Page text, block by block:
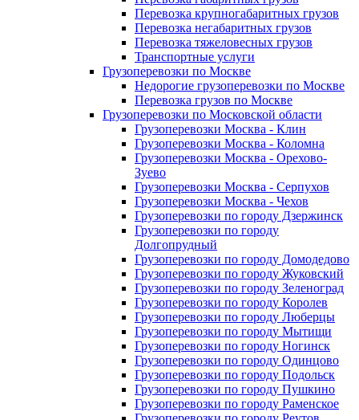
Перевозка крупногабаритных грузов
Перевозка негабаритных грузов
Перевозка тяжеловесных грузов
Транспортные услуги
Грузоперевозки по Москве
Недорогие грузоперевозки по Москве
Перевозка грузов по Москве
Грузоперевозки по Московской области
Грузоперевозки Москва - Клин
Грузоперевозки Москва - Коломна
Грузоперевозки Москва - Орехово-
Зуево
Грузоперевозки Москва - Серпухов
Грузоперевозки Москва - Чехов
Грузоперевозки по городу Дзержинск
Грузоперевозки по городу
Долгопрудный
Грузоперевозки по городу Домодедово
Грузоперевозки по городу Жуковский
Грузоперевозки по городу Зеленоград
Грузоперевозки по городу Королев
Грузоперевозки по городу Люберцы
Грузоперевозки по городу Мытищи
Грузоперевозки по городу Ногинск
Грузоперевозки по городу Одинцово
Грузоперевозки по городу Подольск
Грузоперевозки по городу Пушкино
Грузоперевозки по городу Раменское